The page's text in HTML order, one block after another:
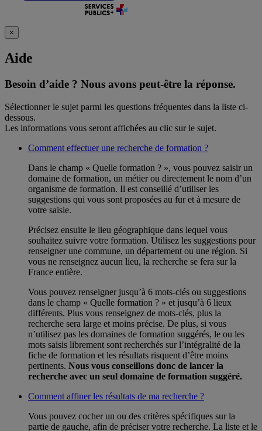
×
Aide
Besoin d’aide ? Nous avons peut-être la réponse.
Sélectionner le sujet parmi les questions fréquentes dans la liste ci-
dessous.
Les informations vous seront affichées au clic sur le sujet.
Comment effectuer une recherche de formation ?
Dans le champ « Quelle formation ? », vous pouvez saisir un
domaine de formation, un métier ou directement le nom d’un
organisme de formation. Il est conseillé d’utiliser les
suggestions qui vous sont proposées au fur et à mesure de
votre saisie.
Précisez ensuite le lieu géographique dans lequel vous
souhaitez suivre votre formation. Utilisez les suggestions pour
renseigner une commune, un département ou une région. Si
vous ne renseignez aucun lieu, la recherche se fera sur la
France entière.
Vous pouvez renseigner jusqu’à 6 mots-clés ou suggestions
dans le champ « Quelle formation ? » et jusqu’à 6 lieux
différents. Plus vous renseignez de mots-clés, plus la
recherche sera large et moins précise. De plus, si vous
n’utilisez pas les domaines de formation suggérés, le ou les
mots saisis librement sont recherchés sur l’intégralité de la
fiche de formation et les résultats risquent d’être moins
pertinents. Nous vous conseillons donc de lancer la
recherche avec un seul domaine de formation suggéré.
Comment affiner les résultats de ma recherche ?
Vous pouvez cocher un ou des critères spécifiques sur la
partie de gauche, afin de préciser votre recherche. La liste et le